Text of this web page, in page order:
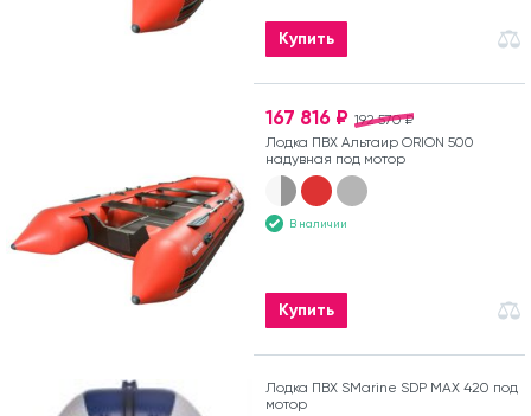
Купить
192 570 ₽
167 816 ₽
Лодка ПВХ Альтаир ORION 500
надувная под мотор
В наличии
Купить
Лодка ПВХ SMarine SDP MAX 420 под
мотор